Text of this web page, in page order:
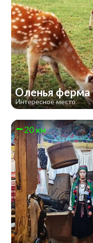
Оленья ферма
Интересное место
20 км